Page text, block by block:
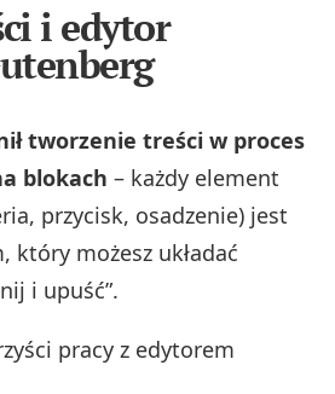
i edytor
tworzenie treści w proces
blokach – każdy element
przycisk, osadzenie) jest
który możesz układać
i upuść”.
pracy z edytorem